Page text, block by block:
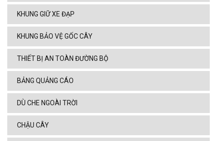
KHUNG GIỮ XE ĐẠP
KHUNG BẢO VỆ GỐC CÂY
THIẾT BỊ AN TOÀN ĐƯỜNG BỘ
BẢNG QUẢNG CÁO
DÙ CHE NGOÀI TRỜI
CHẬU CÂY